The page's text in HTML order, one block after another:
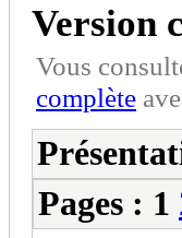
Version
Vous
complète
Pages : 1